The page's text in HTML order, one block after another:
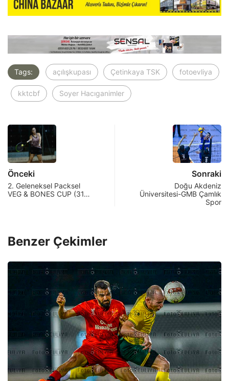
Tags: açılışkupası Çetinkaya TSK fotoevliya
kktcbf Soyer Hacıganimler
Önceki
2. Geleneksel Packsel
VEG & BONES CUP (31…
Sonraki
Doğu Akdeniz
Üniversitesi-GMB Çamlık
Spor
Benzer Çekimler